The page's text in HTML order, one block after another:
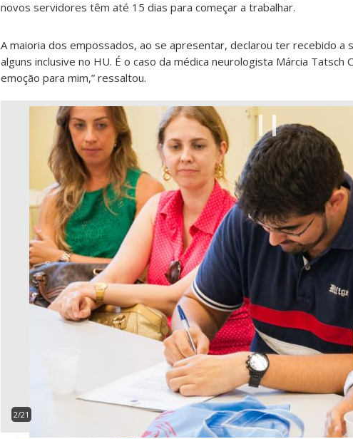
novos servidores têm até 15 dias para começar a trabalhar.
A maioria dos empossados, ao se apresentar, declarou ter recebido a
alguns inclusive no HU. É o caso da médica neurologista Márcia Tatsch
emoção para mim,” ressaltou.
2/21